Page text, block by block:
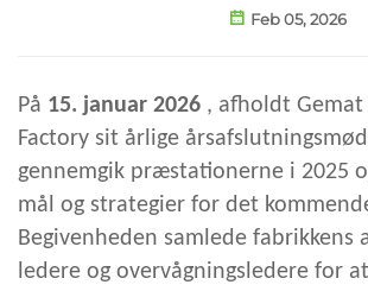
Feb 05, 2026
På 15. januar 2026 , afholdt Gemat
Factory sit årlige
gennemgik præstationerne i 2025
mål og strategier for det
Begivenheden samlede fabrikkens
ledere og overvågningsledere for